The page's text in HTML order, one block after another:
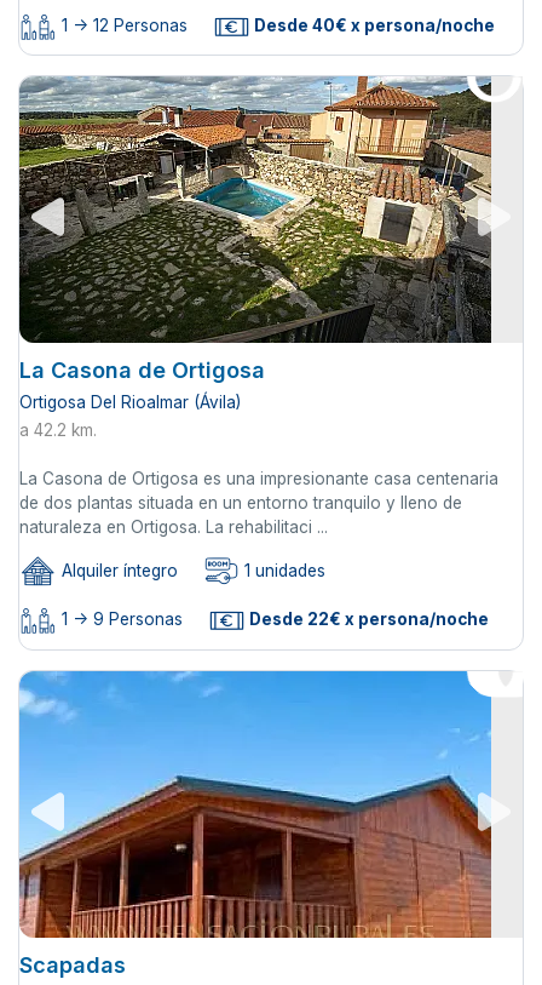
1 -> 12 Personas Desde 40€ x persona/noche
La Casona de Ortigosa
Ortigosa Del Rioalmar (Ávila)
a 42.2 km.
La Casona de Ortigosa es una impresionante casa centenaria
de dos plantas situada en un entorno tranquilo y lleno de
naturaleza en Ortigosa. La rehabilitaci ...
Alquiler íntegro 1 unidades
1 -> 9 Personas Desde 22€ x persona/noche
Scapadas